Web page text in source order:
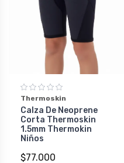
Thermoskin
Calza De Neoprene
Corta Thermoskin
1.5mm Thermokin
Niños
$77.000